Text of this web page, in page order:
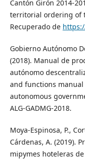
Cantón Girón 2014-
territorial ordering of
Recuperado de
Gobierno Autónomo
(2018). Manual de
autónomo
and functions
autonomous
ALG-GADMG-2018.
Moya-Espinosa, P.,
Cárdenas, A. (2019).
mipymes hoteleras